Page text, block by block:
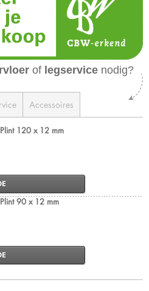
of legservice nodig?
Accessoires
120 x 12 mm
90 x 12 mm